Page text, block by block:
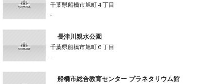
千葉県船橋市旭町４丁目
-
長津川親水公園
千葉県船橋市旭町６丁目
-
船橋市総合教育センター プラネタリウム館